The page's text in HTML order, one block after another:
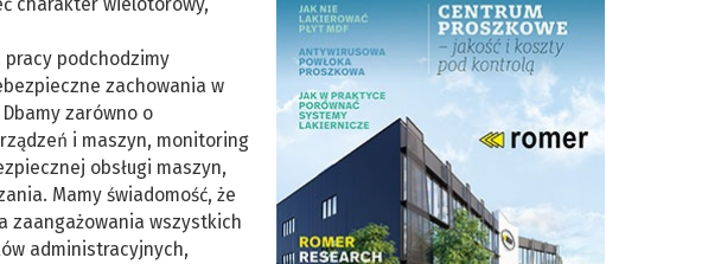
podchodzimy
zachowania w
zarówno o
i maszyn, monitoring
obsługi maszyn,
Mamy świadomość, że
zaangażowania wszystkich
administracyjnych,